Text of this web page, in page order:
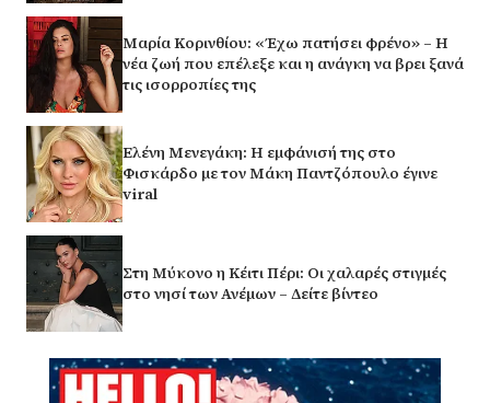
Μαρία Κορινθίου: «Έχω πατήσει φρένο» – Η
νέα ζωή που επέλεξε και η ανάγκη να βρει ξανά
τις ισορροπίες της
Ελένη Μενεγάκη: Η εμφάνισή της στο
Φισκάρδο με τον Μάκη Παντζόπουλο έγινε
viral
Στη Μύκονο η Κέιτι Πέρι: Οι χαλαρές στιγμές
στο νησί των Ανέμων – Δείτε βίντεο